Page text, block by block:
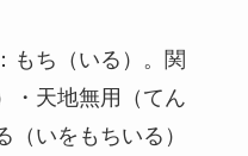
もち（いる）。関
・天地無用（てん
いをもちいる）